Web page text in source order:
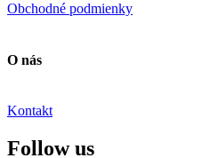
Obchodné podmienky
O nás
Kontakt
Follow us